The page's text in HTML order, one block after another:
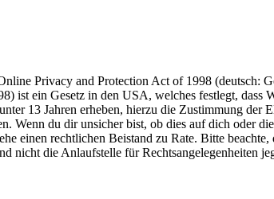
Privacy and Protection Act of 1998 (deutsch:
ist ein Gesetz in den USA, welches festlegt, dass
13 Jahren erheben, hierzu die Zustimmung der
Wenn du dir unsicher bist, ob dies auf dich oder
einen rechtlichen Beistand zu Rate. Bitte beachte,
nicht die Anlaufstelle für Rechtsangelegenheiten